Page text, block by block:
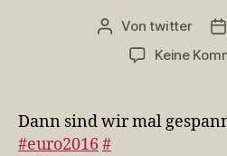
Beitragsautor
Vontwitter
Keine
Dann sind wir mal
#euro2016 #